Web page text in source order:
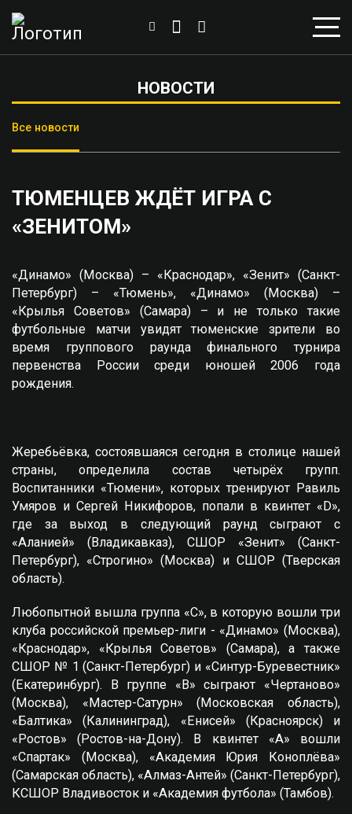
НОВОСТИ
Все новости
ТЮМЕНЦЕВ ЖДЁТ ИГРА С
«ЗЕНИТОМ»
«Динамо» (Москва) – «Краснодар», «Зенит» (Санкт-
Петербург) – «Тюмень», «Динамо» (Москва) –
«Крылья Советов» (Самара) – и не только такие
футбольные матчи увидят тюменские зрители во
время группового раунда финального турнира
первенства России среди юношей 2006 года
рождения.
Жеребьёвка, состоявшаяся сегодня в столице нашей
страны, определила состав четырёх групп.
Воспитанники «Тюмени», которых тренируют Равиль
Умяров и Сергей Никифоров, попали в квинтет «D»,
где за выход в следующий раунд сыграют с
«Аланией» (Владикавказ), СШОР «Зенит» (Санкт-
Петербург), «Строгино» (Москва) и СШОР (Тверская
область).
Любопытной вышла группа «C», в которую вошли три
клуба российской премьер-лиги - «Динамо» (Москва),
«Краснодар», «Крылья Советов» (Самара), а также
СШОР № 1 (Санкт-Петербург) и «Синтур-Буревестник»
(Екатеринбург). В группе «B» сыграют «Чертаново»
(Москва), «Мастер-Сатурн» (Московская область),
«Балтика» (Калининград), «Енисей» (Красноярск) и
«Ростов» (Ростов-на-Дону). В квинтет «А» вошли
«Спартак» (Москва), «Академия Юрия Коноплёва»
(Самарская область), «Алмаз-Антей» (Санкт-Петербург),
КСШОР Владивосток и «Академия футбола» (Тамбов).